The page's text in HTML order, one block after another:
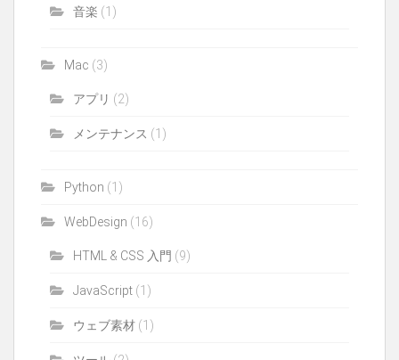
音楽 (1)
Mac (3)
アプリ (2)
メンテナンス (1)
Python (1)
WebDesign (16)
HTML & CSS 入門 (9)
JavaScript (1)
ウェブ素材 (1)